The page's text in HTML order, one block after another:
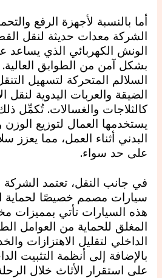
أما بالنسبة لأجهزة الرفع
الشركة معدات حديثة لنقل
الونش الكهربائي الذي يساعد
بشكل آمن من الطوابق
السلالم المتحركة لتسهيل
الضيقة والعربات اليدوية لنقل
كالثلاجات والغسالات. تُكمِّل
يستخدمها العمال لتوزيع
البدني أثناء العمل، مما يعزز
على حد سواء.
في جانب النقل، تعتمد
سيارات مصمم خصيصًا لحماية
هذه السيارات تأتي بمميزات
المغلق للحماية من العوامل
الداخلي لتقليل الاهتزازات
بالإضافة إلى أنظمة التثبيت
على استقرار الأثاث خلال